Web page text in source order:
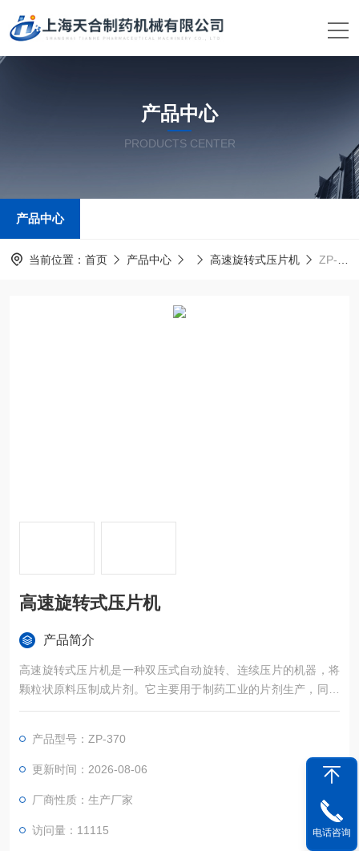
产品中心
PRODUCTS CENTER
产品中心
当前位置： 首页 产品中心 高速旋转式压片机 ZP-370高速旋转式压片机
高速旋转式压片机
产品简介
高速旋转式压片机是一种双压式自动旋转、连续压片的机器，将
颗粒状原料压制成片剂。它主要用于制药工业的片剂生产，同时
适用于化工、食品、电子等工业部门。
产品型号：ZP-370
更新时间：2026-08-06
厂商性质：生产厂家
访问量：11115 电话咨询